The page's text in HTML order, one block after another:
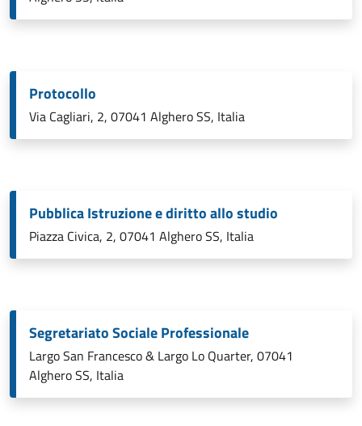
Protocollo
Via Cagliari, 2, 07041 Alghero SS, Italia
Pubblica Istruzione e diritto allo studio
Piazza Civica, 2, 07041 Alghero SS, Italia
Segretariato Sociale Professionale
Largo San Francesco & Largo Lo Quarter, 07041
Alghero SS, Italia